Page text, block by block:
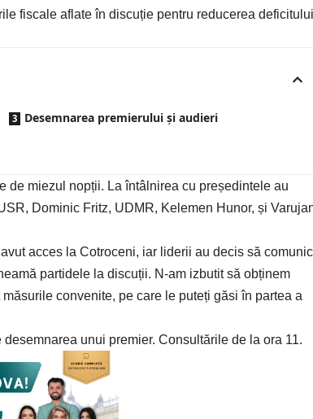
fiscale aflate în discuție pentru reducerea deficitului
Desemnarea premierului și audieri
de miezul nopții. La întâlnirea cu președintele au
Dominic Fritz, UDMR, Kelemen Hunor, și
acces la Cotroceni, iar liderii au decis să
partidele la discuții. N-am izbutit să obținem
convenite, pe care le puteți găsi în partea a
unui premier. Consultările de la ora 11.